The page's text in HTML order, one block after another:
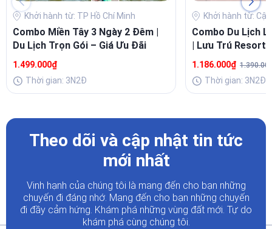
Khởi hành từ: TP Hồ Chí Minh
Combo Miền Tây 3 Ngày 2 Đêm |
Du Lịch Trọn Gói – Giá Ưu Đãi
1.499.000₫
Thời gian: 3N2Đ
Khởi hành từ:
Combo Du Lịch
| Lưu Trú Resort
Buffet Sang
1.186.000₫
Thời gian: 3N2Đ
Theo dõi và cập nhật tin tức
mới nhất
Vinh hạnh của chúng tôi là mang đến cho bạn những
chuyến đi đáng nhớ. Mang đến cho bạn những chuyến
đi đầy cảm hứng. Khám phá những vùng đất mới. Tự do
khám phá cùng chúng tôi.